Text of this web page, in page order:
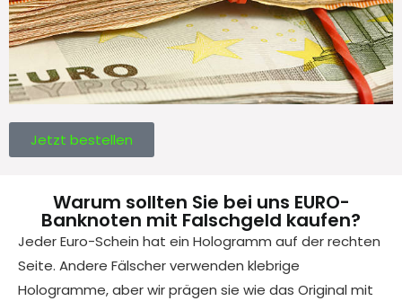
Jetzt bestellen
Warum sollten Sie bei uns EURO-
Banknoten mit Falschgeld kaufen?
Jeder Euro-Schein hat ein Hologramm auf der rechten
Seite. Andere Fälscher verwenden klebrige
Hologramme, aber wir prägen sie wie das Original mit